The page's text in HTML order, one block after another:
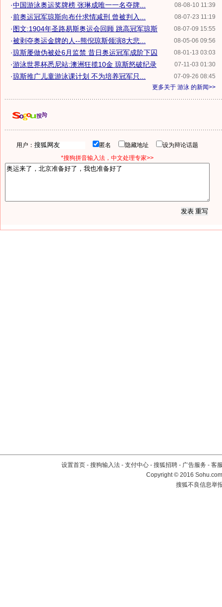
08-08-10 11:39
·中国游泳奥运奖牌榜 张琳成唯一一名夺牌...
08-07-23 11:19
·前奥运冠军琼斯向布什求情减刑 曾被判入...
08-07-09 15:55
·图文:1904年圣路易斯奥运会回顾 跳高冠军琼斯
08-05-06 09:56
·被剥夺奥运金牌的人--熊倪琼斯领演8大悲...
08-01-13 03:03
·琼斯屡做伪被处6月监禁 昔日奥运冠军成阶下囚
07-11-03 01:30
·游泳世界杯悉尼站:澳洲狂揽10金 琼斯怒破纪录
07-09-26 08:45
·琼斯推广儿童游泳课计划 不为培养冠军只...
更多关于 游泳 的新闻>>
用户： 匿名 隐藏地址
设为辩论话题
*搜狗拼音输入法，中文处理专家>>
设置首页 - 搜狗输入法 - 支付中心 - 搜狐招聘 - 广告服务 - 客
Copyright©2016
搜狐不良信息举